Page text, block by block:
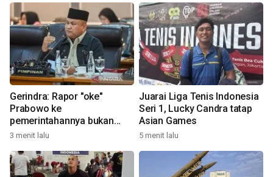
Gerindra: Rapor "oke"
Prabowo ke
pemerintahannya bukan
klaim sepihak
3 menit lalu
Juarai Liga Tenis Indonesia
Seri 1, Lucky Candra tatap
Asian Games
5 menit lalu